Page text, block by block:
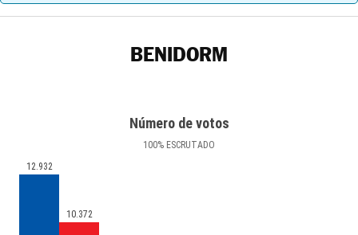
BENIDORM
Número de votos
100% ESCRUTADO
12.932
10.372